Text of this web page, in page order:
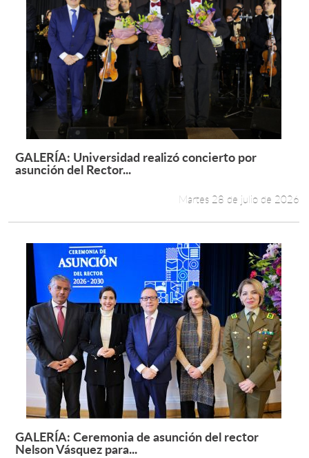
Leer más +
GALERÍA: Universidad realizó concierto por
asunción del Rector...
Martes 28 de julio de 2026
Leer más +
GALERÍA: Ceremonia de asunción del rector
Nelson Vásquez para...